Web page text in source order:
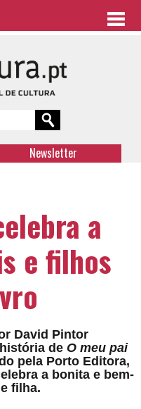
Newsletter
a
e filhos
David Pintor
de O meu pai
pela Porto Editora,
a bonita e bem-
filha.